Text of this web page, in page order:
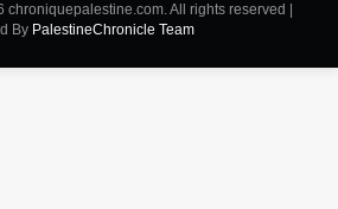
All rights reserved |
By PalestineChronicle Team